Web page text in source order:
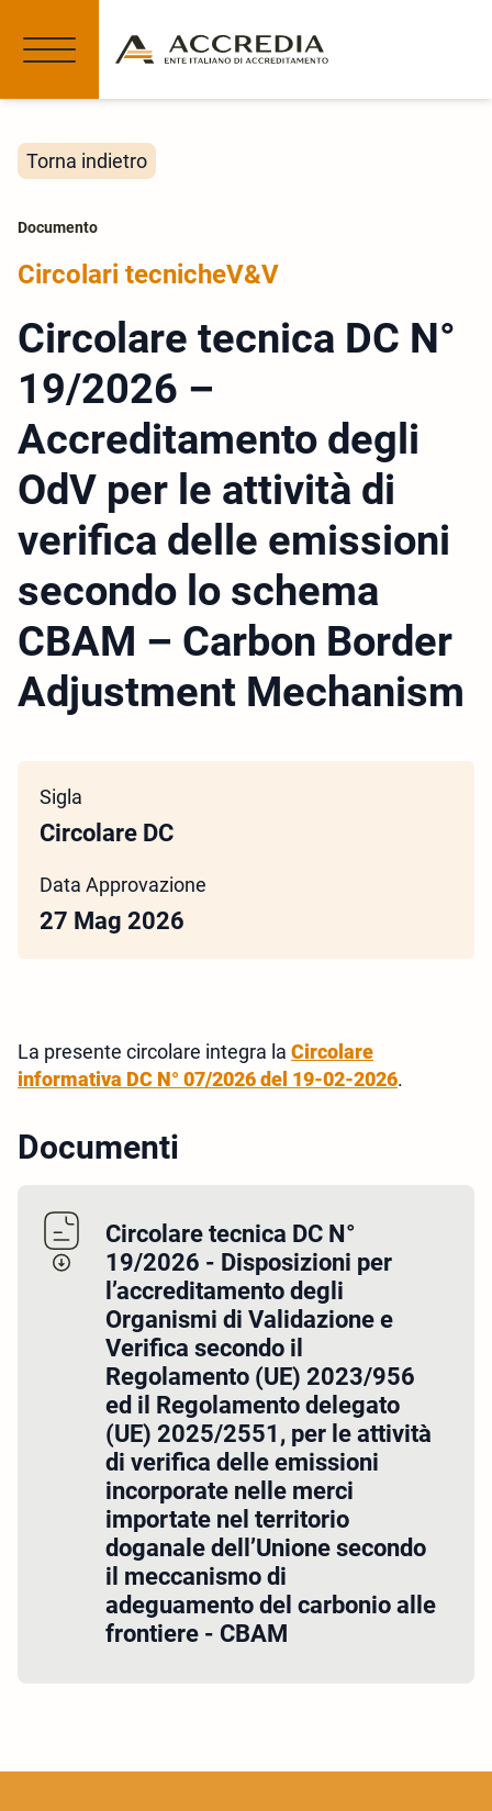
Torna indietro
Documento
Circolari tecnicheV&V
Circolare tecnica DC N°
19/2026 –
Accreditamento degli
OdV per le attività di
verifica delle emissioni
secondo lo schema
CBAM – Carbon Border
Adjustment Mechanism
Sigla
Circolare DC
Data Approvazione
27 Mag 2026
La presente circolare integra la Circolare
informativa DC N° 07/2026 del 19-02-2026.
Documenti
Circolare tecnica DC N°
19/2026 - Disposizioni per
l’accreditamento degli
Organismi di Validazione e
Verifica secondo il
Regolamento (UE) 2023/956
ed il Regolamento delegato
(UE) 2025/2551, per le attività
di verifica delle emissioni
incorporate nelle merci
importate nel territorio
doganale dell’Unione secondo
il meccanismo di
adeguamento del carbonio alle
frontiere - CBAM